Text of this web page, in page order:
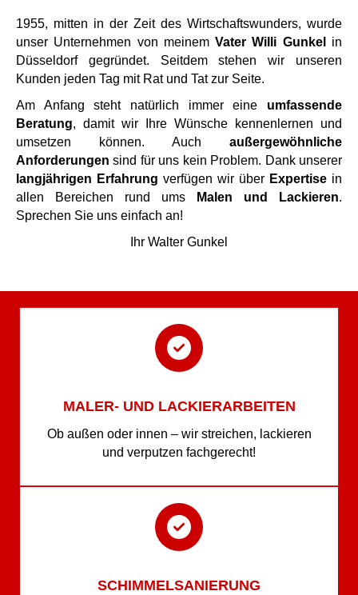
1955, mitten in der Zeit des Wirtschaftswunders, wurde
unser Unternehmen von meinemVater Willi Gunkel
in
Düsseldorf gegründet. Seitdem stehen wir unseren
Kunden jeden Tag mit Rat und Tat zur Seite.
Am Anfang steht natürlich immer eine umfassende
Beratung, damit wir Ihre Wünsche kennenlernen und
umsetzen können. Auch außergewöhnliche
Anforderungen sind für uns kein Problem. Dank unserer
langjährigen Erfahrung verfügen wir über Expertise in
allen Bereichen rund ums
Malen und Lackieren.
Sprechen Sie uns einfach an!
Ihr Walter Gunkel
MALER- UND LACKIERARBEITEN
Ob außen oder innen – wir streichen, lackieren
und verputzen fachgerecht!
SCHIMMELSANIERUNG